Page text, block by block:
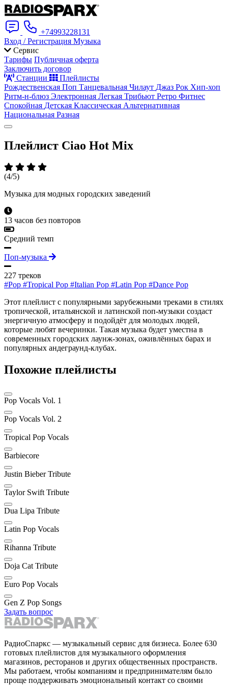
+74993228131
Вход / Регистрация Музыка
Сервис
Тарифы Публичная оферта
Заключить договор
Станции
Плейлисты
Рождественская Поп Танцевальная Чилаут Джаз Рок Хип-хоп
Ритм-н-блюз Электронная Легкая Трибьют Ретро Фитнес
Спокойная Детская Классическая Альтернативная
Национальная Разная
Плейлист Ciao Hot Mix
(4/5)
Музыка для модных городских заведений
13 часов без повторов
Средний темп
Поп-музыка
227 треков
#Pop #Tropical Pop #Italian Pop #Latin Pop #Dance Pop
Этот плейлист с популярными зарубежными треками в стилях
тропической, итальянской и латинской поп-музыки создаст
энергичную атмосферу и подойдёт для молодых людей,
которые любят вечеринки. Такая музыка будет уместна в
современных городских лаунж-зонах, оживлённых барах и
популярных андеграунд-клубах.
Похожие плейлисты
Pop Vocals Vol. 1
Pop Vocals Vol. 2
Tropical Pop Vocals
Barbiecore
Justin Bieber Tribute
Taylor Swift Tribute
Dua Lipa Tribute
Latin Pop Vocals
Rihanna Tribute
Doja Cat Tribute
Euro Pop Vocals
Gen Z Pop Songs
Задать вопрос
РадиоСпаркс — музыкальный сервис для бизнеса. Более 630
готовых плейлистов для музыкального оформления
магазинов, ресторанов и других общественных пространств.
Мы работаем, чтобы компаниям и предпринимателям было
проще поддерживать эмоциональный контакт со своими